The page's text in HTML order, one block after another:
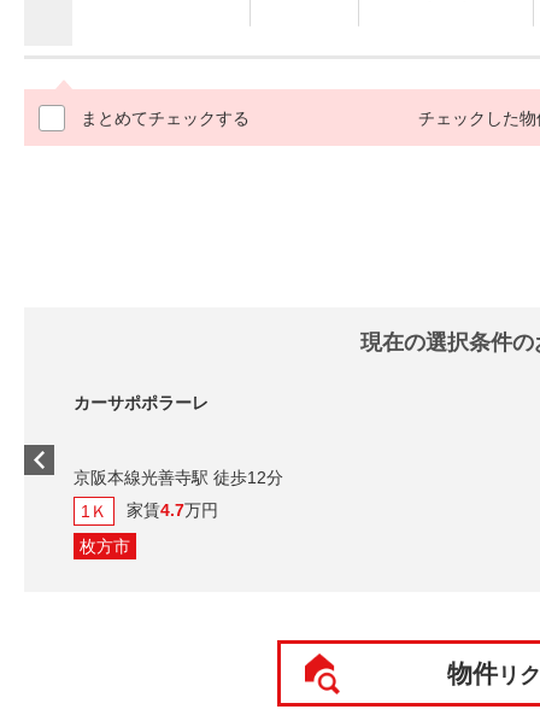
まとめてチェックする チェックした物
現在の選択条件
カーサポポラーレ
京阪本線光善寺駅 徒歩12分
1Ｋ
家賃4.7万円
枚方市
物件リ